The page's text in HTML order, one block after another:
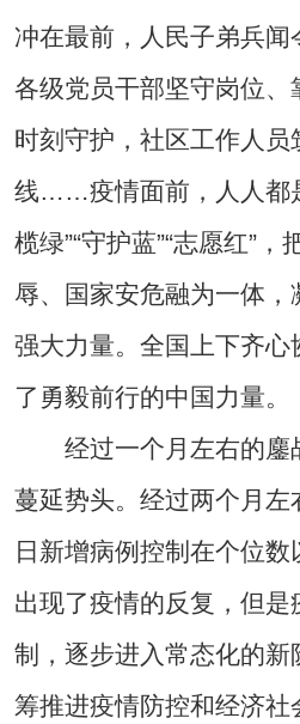
冲在最前，人民子弟兵闻
各级党员干部坚守岗位、
时刻守护，社区工作人员
线……疫情面前，人人都
榄绿”“守护蓝”“志愿红”
辱、国家安危融为一体
强大力量。全国上下齐心
了勇毅前行的中国力量。
经过一个月左右的鏖
蔓延势头。经过两个月
日新增病例控制在个位
出现了疫情的反复，但
制，逐步进入常态化的
筹推进疫情防控和经济社